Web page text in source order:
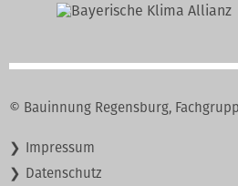
© Bauinnung Regensburg,
Navigation
überspringen
Impressum
Datenschutz